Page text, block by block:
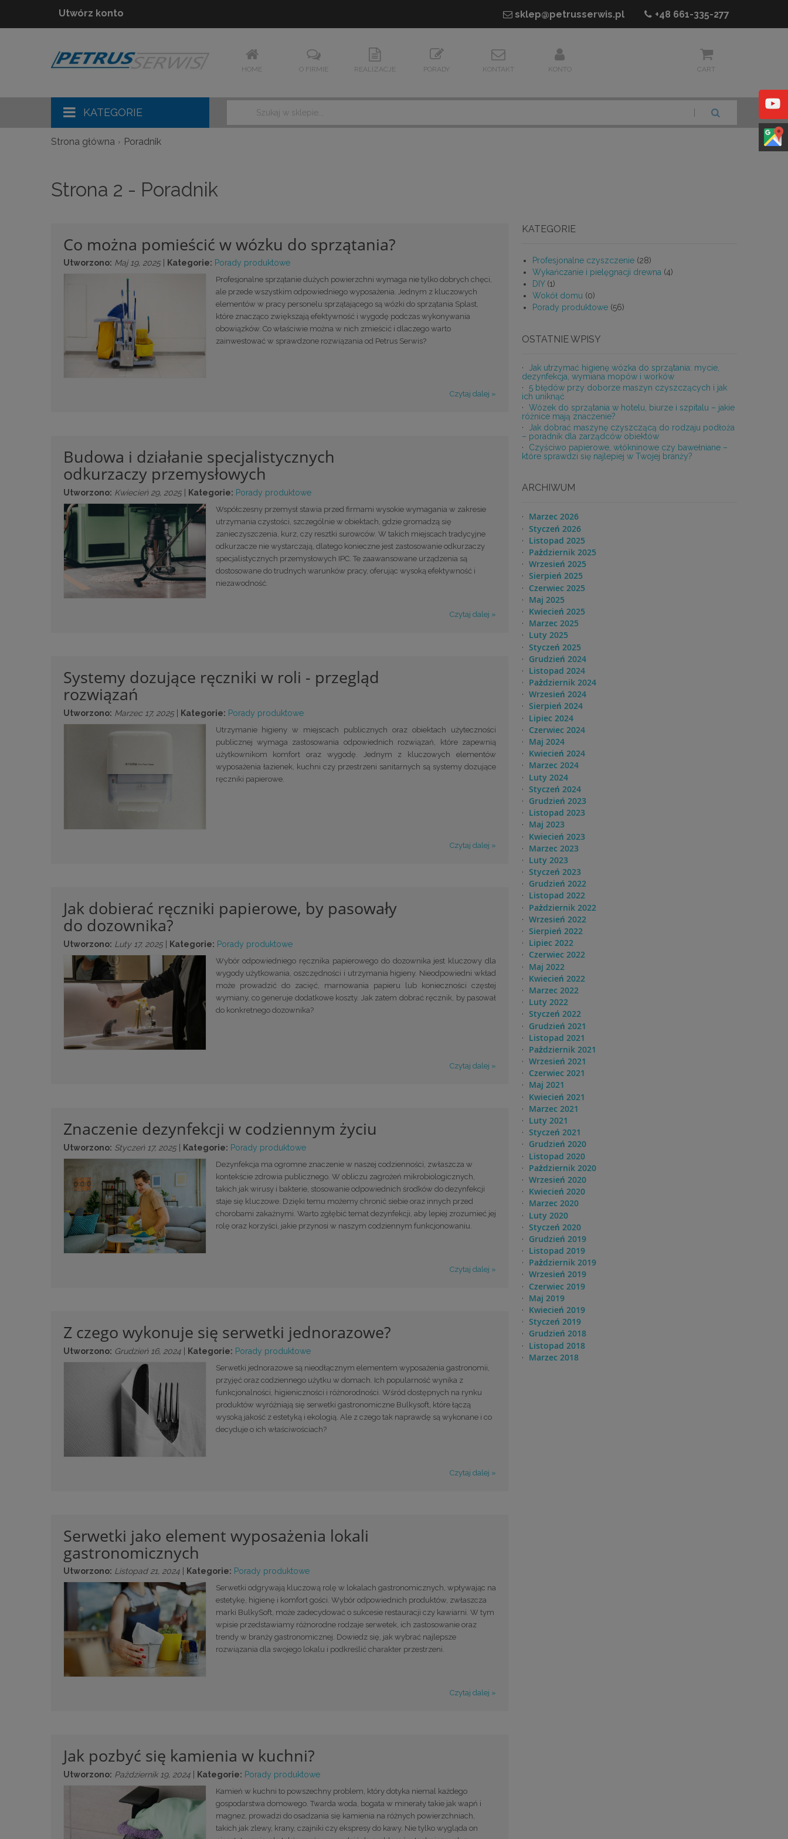
Utwórz konto sklep@petrusserwis.pl +48 661-335-277
HOME O FIRMIE REALIZACJE PORADY KONTAKT KONTO CART
KATEGORIE
Strona główna Poradnik
Strona 2 - Poradnik
Co można pomieścić w wózku do sprzątania?
Utworzono: Maj 19, 2025 Kategorie: Porady produktowe
Profesjonalne sprzątanie dużych powierzchni wymaga nie tylko dobrych chęci,
ale przede wszystkim odpowiedniego wyposażenia. Jednym z kluczowych
elementów w pracy personelu sprzątającego są wózki do sprzątania Splast,
które znacząco zwiększają efektywność i wygodę podczas wykonywania
obowiązków. Co właściwie można w nich zmieścić i dlaczego warto
zainwestować w sprawdzone rozwiązania od Petrus Serwis?
Czytaj dalej »
Budowa i działanie specjalistycznych
odkurzaczy przemysłowych
Utworzono: Kwiecień 29, 2025 Kategorie: Porady produktowe
Współczesny przemysł stawia przed firmami wysokie wymagania w zakresie
utrzymania czystości, szczególnie w obiektach, gdzie gromadzą się
zanieczyszczenia, kurz, czy resztki surowców. W takich miejscach tradycyjne
odkurzacze nie wystarczają, dlatego konieczne jest zastosowanie odkurzaczy
specjalistycznych przemysłowych IPC. Te zaawansowane urządzenia są
dostosowane do trudnych warunków pracy, oferując wysoką efektywność i
niezawodność.
Czytaj dalej »
Systemy dozujące ręczniki w roli - przegląd
rozwiązań
Utworzono: Marzec 17, 2025 Kategorie: Porady produktowe
Utrzymanie higieny w miejscach publicznych oraz obiektach użyteczności
publicznej wymaga zastosowania odpowiednich rozwiązań, które zapewnią
użytkownikom komfort oraz wygodę. Jednym z kluczowych elementów
wyposażenia łazienek, kuchni czy przestrzeni sanitarnych są systemy dozujące
ręczniki papierowe.
Czytaj dalej »
Jak dobierać ręczniki papierowe, by pasowały
do dozownika?
Utworzono: Luty 17, 2025 Kategorie: Porady produktowe
Wybór odpowiedniego ręcznika papierowego do dozownika jest kluczowy dla
wygody użytkowania, oszczędności i utrzymania higieny. Nieodpowiedni wkład
może prowadzić do zacięć, marnowania papieru lub konieczności częstej
wymiany, co generuje dodatkowe koszty. Jak zatem dobrać ręcznik, by pasował
do konkretnego dozownika?
Czytaj dalej »
Znaczenie dezynfekcji w codziennym życiu
Utworzono: Styczeń 17, 2025 Kategorie: Porady produktowe
Dezynfekcja ma ogromne znaczenie w naszej codzienności, zwłaszcza w
kontekście zdrowia publicznego. W obliczu zagrożeń mikrobiologicznych,
takich jak wirusy i bakterie, stosowanie odpowiednich środków do dezynfekcji
staje się kluczowe. Dzięki temu możemy chronić siebie oraz innych przed
chorobami zakaźnymi. Warto zgłębić temat dezynfekcji, aby lepiej zrozumieć jej
rolę oraz korzyści, jakie przynosi w naszym codziennym funkcjonowaniu.
Czytaj dalej »
Z czego wykonuje się serwetki jednorazowe?
Utworzono: Grudzień 16, 2024 Kategorie: Porady produktowe
Serwetki jednorazowe są nieodłącznym elementem wyposażenia gastronomii,
przyjęć oraz codziennego użytku w domach. Ich popularność wynika z
funkcjonalności, higieniczności i różnorodności. Wśród dostępnych na rynku
produktów wyróżniają się serwetki gastronomiczne Bulkysoft, które łączą
wysoką jakość z estetyką i ekologią. Ale z czego tak naprawdę są wykonane i co
decyduje o ich właściwościach?
Czytaj dalej »
Serwetki jako element wyposażenia lokali
gastronomicznych
Utworzono: Listopad 21, 2024 Kategorie: Porady produktowe
Serwetki odgrywają kluczową rolę w lokalach gastronomicznych, wpływając na
estetykę, higienę i komfort gości. Wybór odpowiednich produktów, zwłaszcza
marki BulkySoft, może zadecydować o sukcesie restauracji czy kawiarni. W tym
wpisie przedstawiamy różnorodne rodzaje serwetek, ich zastosowanie oraz
trendy w branży gastronomicznej. Dowiedz się, jak wybrać najlepsze
rozwiązania dla swojego lokalu i podkreślić charakter przestrzeni.
Czytaj dalej »
Jak pozbyć się kamienia w kuchni?
Utworzono: Pażdziernik 19, 2024 Kategorie: Porady produktowe
Kamień w kuchni to powszechny problem, który dotyka niemal każdego
gospodarstwa domowego. Twarda woda, bogata w minerały takie jak wapń i
magnez, prowadzi do osadzania się kamienia na różnych powierzchniach,
takich jak zlewy, krany, czajniki czy ekspresy do kawy. Nie tylko wygląda on
KATEGORIE
Profesjonalne czyszczenie (28)
Wykańczanie i pielęgnacji drewna (4)
DIY (1)
Wokół domu (0)
Porady produktowe (56)
OSTATNIE WPISY
Jak utrzymać higienę wózka do sprzątania: mycie,
dezynfekcja, wymiana mopów i worków
5 błędów przy doborze maszyn czyszczących i jak
ich uniknąć
Wózek do sprzątania w hotelu, biurze i szpitalu – jakie
różnice mają znaczenie?
Jak dobrać maszynę czyszczącą do rodzaju podłoża
– poradnik dla zarządców obiektów
Czyściwo papierowe, włókninowe czy bawełniane –
które sprawdzi się najlepiej w Twojej branży?
ARCHIWUM
Marzec 2026
Styczeń 2026
Listopad 2025
Pażdziernik 2025
Wrzesień 2025
Sierpień 2025
Czerwiec 2025
Maj 2025
Kwiecień 2025
Marzec 2025
Luty 2025
Styczeń 2025
Grudzień 2024
Listopad 2024
Pażdziernik 2024
Wrzesień 2024
Sierpień 2024
Lipiec 2024
Czerwiec 2024
Maj 2024
Kwiecień 2024
Marzec 2024
Luty 2024
Styczeń 2024
Grudzień 2023
Listopad 2023
Maj 2023
Kwiecień 2023
Marzec 2023
Luty 2023
Styczeń 2023
Grudzień 2022
Listopad 2022
Pażdziernik 2022
Wrzesień 2022
Sierpień 2022
Lipiec 2022
Czerwiec 2022
Maj 2022
Kwiecień 2022
Marzec 2022
Luty 2022
Styczeń 2022
Grudzień 2021
Listopad 2021
Pażdziernik 2021
Wrzesień 2021
Czerwiec 2021
Maj 2021
Kwiecień 2021
Marzec 2021
Luty 2021
Styczeń 2021
Grudzień 2020
Listopad 2020
Pażdziernik 2020
Wrzesień 2020
Kwiecień 2020
Marzec 2020
Luty 2020
Styczeń 2020
Grudzień 2019
Listopad 2019
Pażdziernik 2019
Wrzesień 2019
Czerwiec 2019
Maj 2019
Kwiecień 2019
Styczeń 2019
Grudzień 2018
Listopad 2018
Marzec 2018